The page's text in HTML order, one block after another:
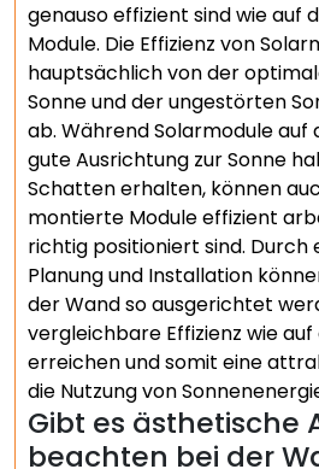
genauso effizient sind wie auf
Module. Die Effizienz von
hauptsächlich von der
Sonne und der ungestörten
ab. Während Solarmodule
gute Ausrichtung zur Sonne
Schatten erhalten, können
montierte Module effizient
richtig positioniert sind. Durch
Planung und Installation
der Wand so ausgerichtet
vergleichbare Effizienz wie
erreichen und somit eine
die Nutzung von
Gibt es ästhetische
beachten bei der